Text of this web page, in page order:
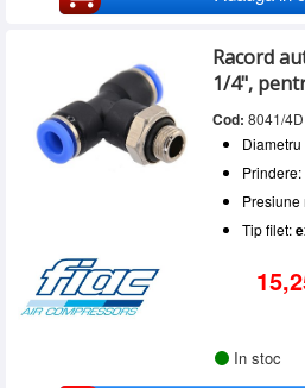
Racord
1/4",
Cod: 8041/
Diametru
Prindere:
Presiune
Tip filet:
In stoc